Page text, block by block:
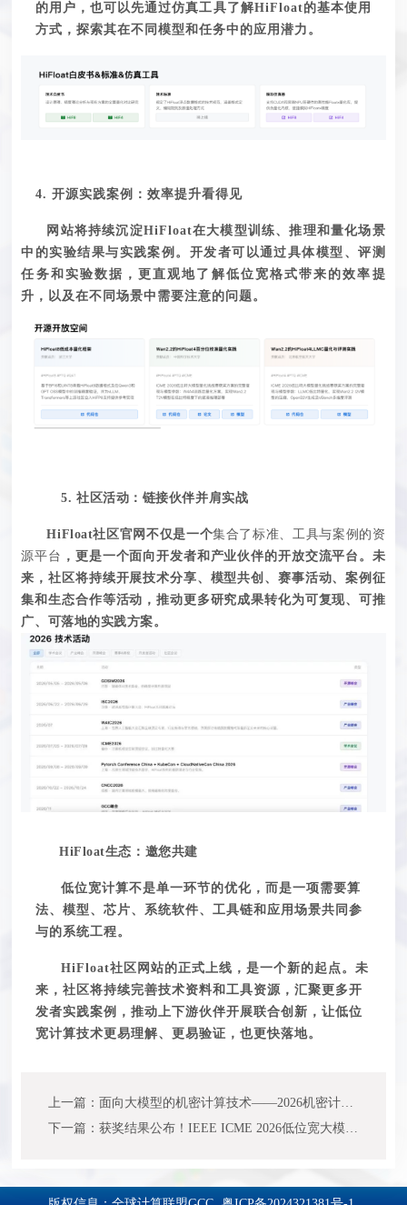
的用户，也可以先通过仿真工具了解HiFloat的基本使用
方式 ，探索其在不同模型和任务中的应用潜力。
4. 开源实践案例：效率提升看得见
网站将持续沉淀HiFloat在大模型训练、推理和量化场景
中的实验结果与实践案例。开发者可以通过具体模型、评测
任务和实验数据， 更直观地了解低位宽格式带来的效率提
升 ，以及在不同场景中需要注意的问题。
5. 社区活动： 链接伙伴并肩实战
HiFloat社区官网 不仅是一个集合了标准、工具与案例的 资
源平台 ， 更是一个面向开发者和产业伙伴的开放交流平台。 未
来 ，社区将持续开展技术分享、模型共创、赛事活动、案例征
集和生态合作等活动 ，推动更多研究成果转化为可复现、可推
广、可落地的实践方案。
HiFloat生态 ：邀您共建
低位宽计算不是单一环节的优化，而是一项需要算
法、模型、芯片、系统软件、工具链和应用场景共同参
与的系统工程。
HiFloat社区网站的正式上线，是一个新的起点。未
来，社区将持续完善技术资料和工具资源，汇聚更多开
发者实践案例，推动上下游伙伴开展联合创新，让低位
宽计算技术更易理解、更易验证，也更快落地。